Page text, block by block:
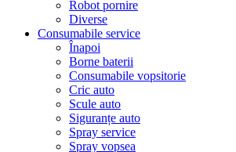
Robot pornire
Diverse
Consumabile service
Înapoi
Borne baterii
Consumabile vopsitorie
Cric auto
Scule auto
Siguranțe auto
Spray service
Spray vopsea